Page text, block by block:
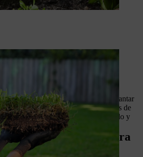
ideas y cuidados
más ideas sobre cómo diseñar y plantar
elevado, por ejemplo con hortalizas de
construir tú mismo un bancal elevado y
parterres de jardín para